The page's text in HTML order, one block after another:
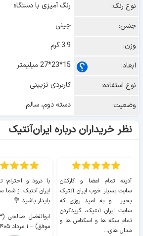
نوع رنگ:
رنگ آمیزی با دستگاه
جنس:
چینی
وزن:
3.9 گرم
ابعاد:
15*23*27 میلیمتر
نوع استفاده:
کاربردی تزیینی
وضعیت:
دسته دوم، سالم
نظر خریداران درباره ایران‌آنتیک
آدینه تمام اعضا و کارکنان
سایت بسیار خوب ايران آنتیک
بخیر... و به امید روزی که
سایت ايران آنتیک، گریدکردن
تمام سکه ها و اسکناس ها و
مدال های...
با درود و
ایران آنتیک از شما
پایدار باشید 💐
موفق) – ۱ مرداد ۱۴۰۵